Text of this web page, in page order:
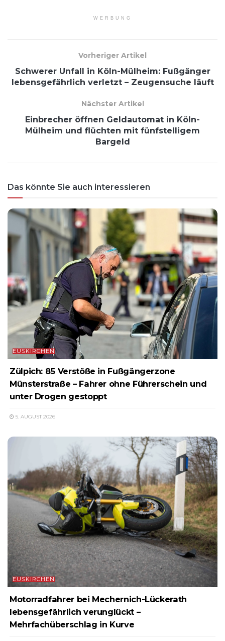
WERBUNG
Vorheriger Artikel
Schwerer Unfall in Köln-Mülheim: Fußgänger
lebensgefährlich verletzt – Zeugensuche läuft
Nächster Artikel
Einbrecher öffnen Geldautomat in Köln-
Mülheim und flüchten mit fünfstelligem
Bargeld
Das könnte Sie auch interessieren
EUSKIRCHEN
Zülpich: 85 Verstöße in Fußgängerzone
Münsterstraße – Fahrer ohne Führerschein und
unter Drogen gestoppt
5. AUGUST 2026
EUSKIRCHEN
Motorradfahrer bei Mechernich-Lückerath
lebensgefährlich verunglückt –
Mehrfachüberschlag in Kurve